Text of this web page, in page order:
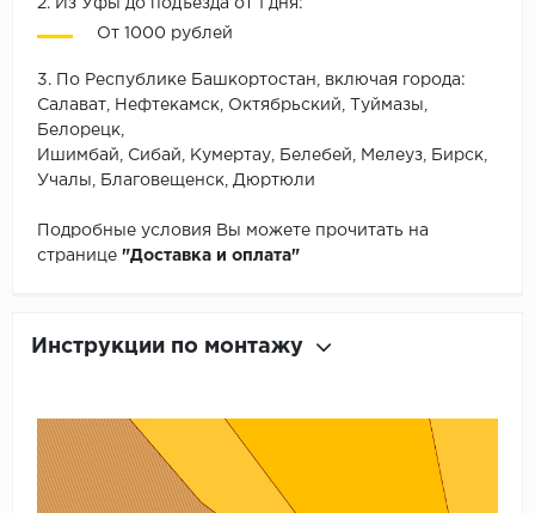
2. Из Уфы до подъезда от 1 дня:
От 1000 рублей
3. По Республике Башкортостан, включая города:
Салават, Нефтекамск, Октябрьский, Туймазы,
Белорецк,
Ишимбай, Сибай, Кумертау, Белебей, Мелеуз, Бирск,
Учалы, Благовещенск, Дюртюли
Подробные условия Вы можете прочитать на
странице "Доставка и оплата"
Инструкции по монтажу